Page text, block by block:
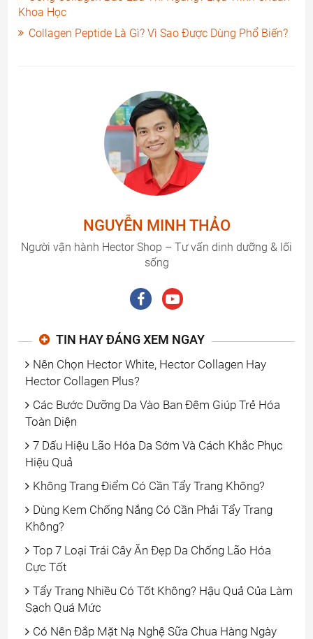
Khoa Học
Collagen Peptide Là Gì? Vì Sao Được Dùng Phổ Biến?
NGUYỄN MINH THẢO
Người vận hành Hector Shop – Tư vấn dinh dưỡng & lối
sống
TIN HAY ĐÁNG XEM NGAY
Nên Chọn Hector White, Hector Collagen Hay
Hector Collagen Plus?
Các Bước Dưỡng Da Vào Ban Đêm Giúp Trẻ Hóa
Toàn Diện
7 Dấu Hiệu Lão Hóa Da Sớm Và Cách Khắc Phục
Hiệu Quả
Không Trang Điểm Có Cần Tẩy Trang Không?
Dùng Kem Chống Nắng Có Cần Phải Tẩy Trang
Không?
Top 7 Loại Trái Cây Ăn Đẹp Da Chống Lão Hóa
Cực Tốt
Tẩy Trang Nhiều Có Tốt Không? Hậu Quả Của Làm
Sạch Quá Mức
Có Nên Đắp Mặt Nạ Nghệ Sữa Chua Hàng Ngày